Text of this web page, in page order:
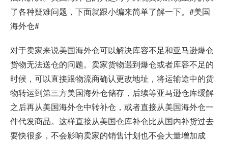
了各种疑难问题，下面就跟小编来简单了解一下。#美国
海外仓#
对于卖家来说美国海外仓可以解决库容不足和亚马逊爆仓
货物无法送仓的问题。卖家货物遇到爆仓或者库容不足的
时候，可以直接跟物流商确认更改地址，将运输途中的货
物转运到第三方美国海外仓储存，后续等亚马逊仓库缓解
之后再从美国海外仓中转补仓，或者直接从美国海外仓一
件代发商品。这样直接从美国仓库补仓比从国内补货过去
要快很多，不会影响卖家的销售计划也不会大量增加成